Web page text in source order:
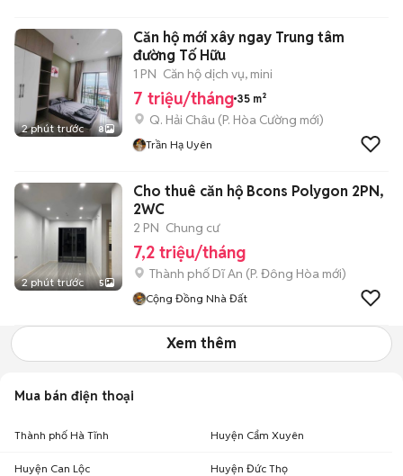
2 phút trước 8
Căn hộ mới xây ngay Trung tâm
đường Tố Hữu
1 PN Căn hộ dịch vụ, mini
7 triệu/tháng 35 m²
Q. Hải Châu (P. Hòa Cường mới)
Trần Hạ Uyên
2 phút trước 5
Cho thuê căn hộ Bcons Polygon 2PN,
2WC
2 PN Chung cư
7,2 triệu/tháng
Thành phố Dĩ An (P. Đông Hòa mới)
Cộng Đồng Nhà Đất
Xem thêm
Mua bán điện thoại
Thành phố Hà Tĩnh Huyện Cẩm Xuyên
Huyện Can Lộc Huyện Đức Thọ